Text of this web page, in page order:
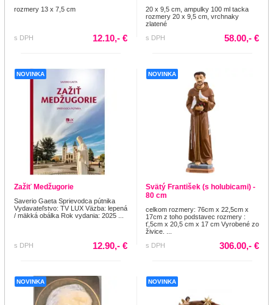
rozmery 13 x 7,5 cm
s DPH 12.10,- €
20 x 9,5 cm, ampulky 100 ml tacka
rozmery 20 x 9,5 cm, vrchnaky
zlatené
s DPH
58.00,- €
NOVINKA
Zažiť Medžugorie
Saverio Gaeta Sprievodca pútnika
Vydavateľstvo: TV LUX Väzba: lepená
/ mäkká obálka Rok vydania: 2025 ...
s DPH 12.90,- €
NOVINKA
Svätý František (s holubicami) -
80 cm
celkom rozmery: 76cm x 22,5cm x
17cm z toho podstavec rozmery :
ť,5cm x 20,5 cm x 17 cm Vyrobené zo
živice. ...
s DPH
306.00,- €
NOVINKA NOVINKA